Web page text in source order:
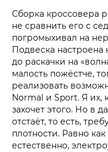
Сборка кроссовера
не сравнить его с
погромыхивал на
Подвеска настроена
до раскачки на
малость пожёстче,
реализовать
Normal и Sport. Я их,
захочет этого. Но в
отстаёт, то есть,
плотности. Равно
естественно,